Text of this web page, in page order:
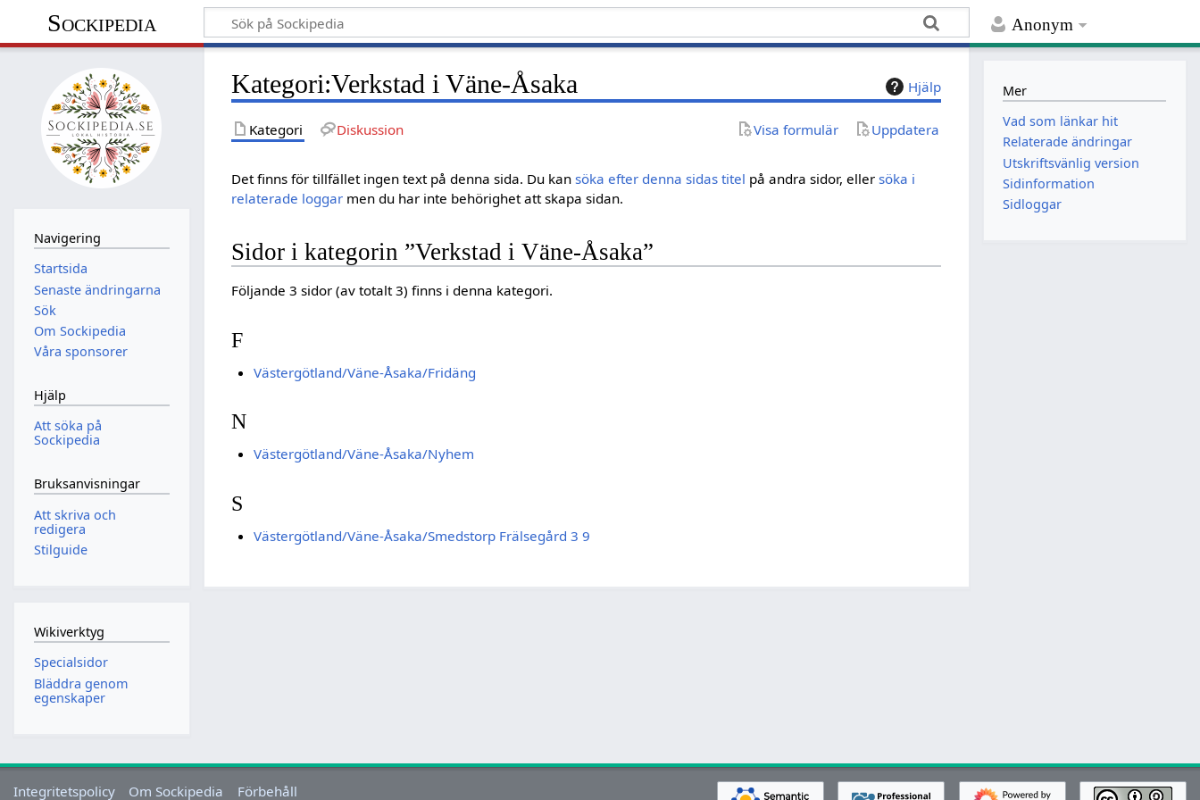
Anonym
Sockipedia
Hjälp
Kategori:Verkstad i Väne-Åsaka
Kategori Diskussion Visa formulär Uppdatera
Det finns för tillfället ingen text på denna sida. Du kansöka efter denna sidas titel på andra sidor, ellersöka i
relaterade loggar men du har inte behörighet att skapa sidan.
Sidor i kategorin ”Verkstad i Väne-Åsaka”
Följande 3 sidor (av totalt 3) finns i denna kategori.
F
Västergötland/Väne-Åsaka/Fridäng
N
Västergötland/Väne-Åsaka/Nyhem
S
Västergötland/Väne-Åsaka/Smedstorp Frälsegård 3 9
Navigering
Startsida
Senaste ändringarna
Sök
Om Sockipedia
Våra sponsorer
Hjälp
Att söka på
Sockipedia
Bruksanvisningar
Att skriva och
redigera
Stilguide
Wikiverktyg
Specialsidor
Bläddra genom
egenskaper
Mer
Vad som länkar hit
Relaterade ändringar
Utskriftsvänlig version
Sidinformation
Sidloggar
Integritetspolicy Om Sockipedia Förbehåll